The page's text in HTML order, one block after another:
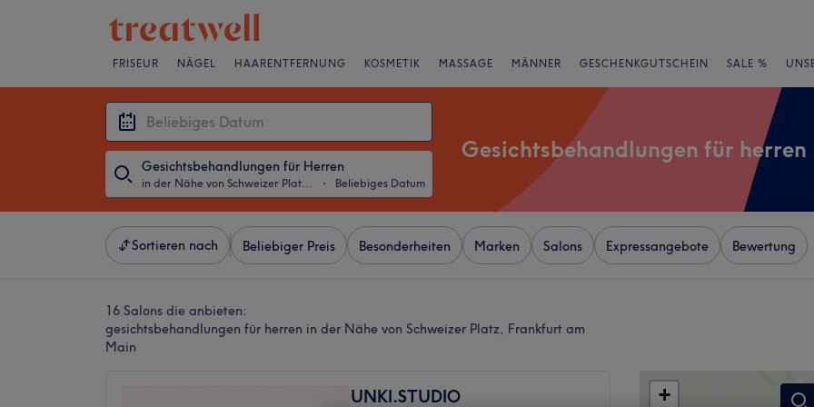
FRISEUR NÄGEL HAARENTFERNUNG KOSMETIK MASSAGE MÄNNER GESCHENKGUTSCHEIN SALE %
Gesichtsbehandlungen für Herren
in der Nähe von Schweizer Platz, Frankfurt am Main ・ Beliebiges Datum
Gesichtsbehandlungen für herren
Sortieren nach Beliebiger Preis Besonderheiten Marken Salons Expressangebote Bewertung
16 Salons die anbieten:
gesichtsbehandlungen für herren in der Nähe von Schweizer Platz, Frankfurt am
Main
UNKI.STUDIO
+